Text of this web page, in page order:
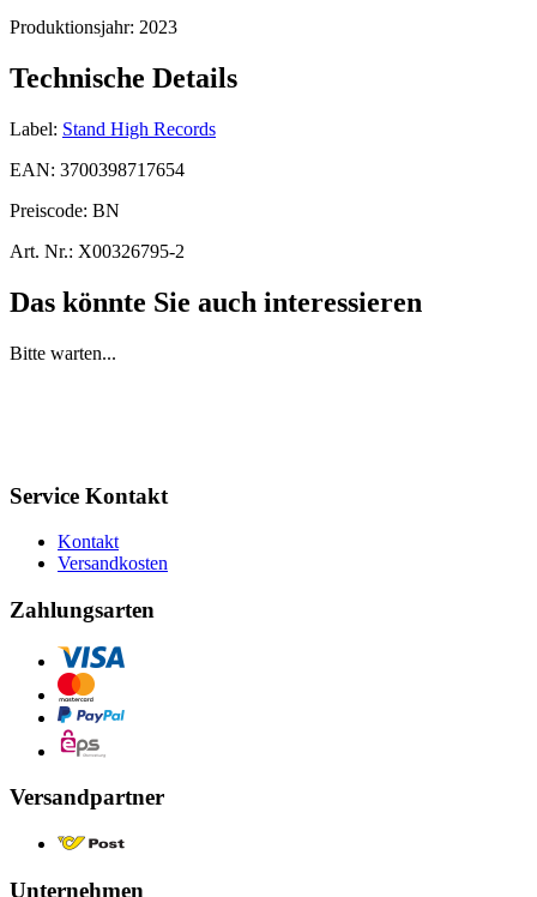
Produktionsjahr: 2023
Technische Details
Label: Stand High Records
EAN: 3700398717654
Preiscode: BN
Art. Nr.: X00326795-2
Das könnte Sie auch interessieren
Bitte warten...
Service Kontakt
Kontakt
Versandkosten
Zahlungsarten
Versandpartner
Unternehmen